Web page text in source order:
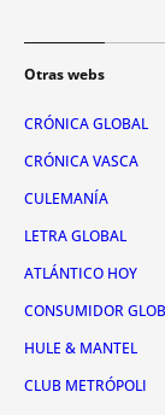
Otras webs
CRÓNICA GLOBAL
CRÓNICA VASCA
CULEMANÍA
LETRA GLOBAL
ATLÁNTICO HOY
CONSUMIDOR
HULE & MANTEL
CLUB METRÓPOLI